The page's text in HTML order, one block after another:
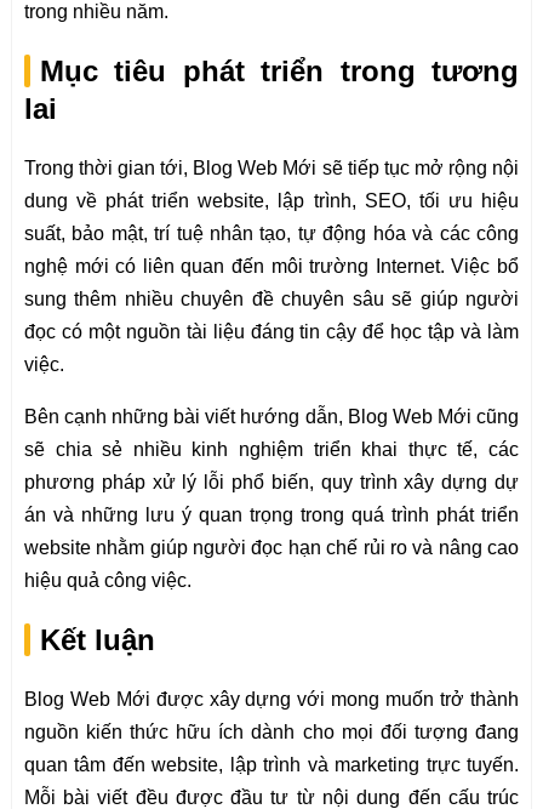
trong nhiều năm.
Mục tiêu phát triển trong tương
lai
Trong thời gian tới, Blog Web Mới sẽ tiếp tục mở rộng nội
dung về phát triển website, lập trình, SEO, tối ưu hiệu
suất, bảo mật, trí tuệ nhân tạo, tự động hóa và các công
nghệ mới có liên quan đến môi trường Internet. Việc bổ
sung thêm nhiều chuyên đề chuyên sâu sẽ giúp người
đọc có một nguồn tài liệu đáng tin cậy để học tập và làm
việc.
Bên cạnh những bài viết hướng dẫn, Blog Web Mới cũng
sẽ chia sẻ nhiều kinh nghiệm triển khai thực tế, các
phương pháp xử lý lỗi phổ biến, quy trình xây dựng dự
án và những lưu ý quan trọng trong quá trình phát triển
website nhằm giúp người đọc hạn chế rủi ro và nâng cao
hiệu quả công việc.
Kết luận
Blog Web Mới được xây dựng với mong muốn trở thành
nguồn kiến thức hữu ích dành cho mọi đối tượng đang
quan tâm đến website, lập trình và marketing trực tuyến.
Mỗi bài viết đều được đầu tư từ nội dung đến cấu trúc